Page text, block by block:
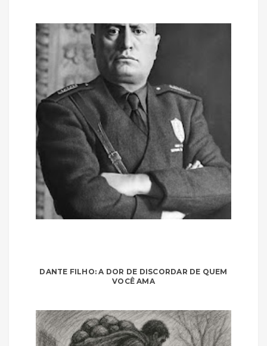
DANTE FILHO: A DOR DE DISCORDAR DE QUEM
VOCÊ AMA